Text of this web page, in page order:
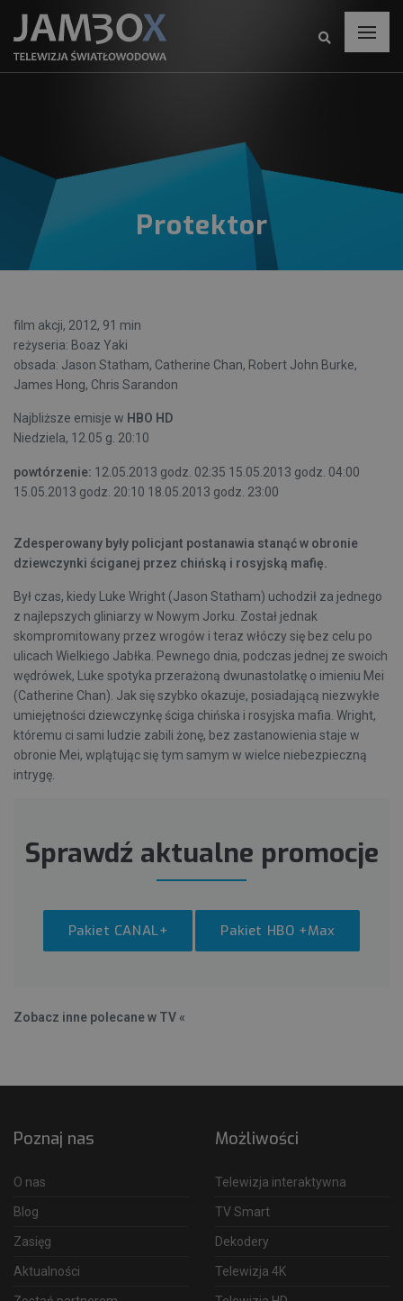
Protektor
film akcji, 2012, 91 min
reżyseria: Boaz Yaki
obsada: Jason Statham, Catherine Chan, Robert John Burke,
James Hong, Chris Sarandon
Najbliższe emisje w HBO HD
Niedziela, 12.05 g. 20:10
powtórzenie: 12.05.2013 godz. 02:35 15.05.2013 godz. 04:00
15.05.2013 godz. 20:10 18.05.2013 godz. 23:00
Zdesperowany były policjant postanawia stanąć w obronie
dziewczynki ściganej przez chińską i rosyjską mafię.
Był czas, kiedy Luke Wright (Jason Statham) uchodził za jednego
z najlepszych gliniarzy w Nowym Jorku. Został jednak
skompromitowany przez wrogów i teraz włóczy się bez celu po
ulicach Wielkiego Jabłka. Pewnego dnia, podczas jednej ze swoich
wędrówek, Luke spotyka przerażoną dwunastolatkę o imieniu Mei
(Catherine Chan). Jak się szybko okazuje, posiadającą niezwykłe
umiejętności dziewczynkę ściga chińska i rosyjska mafia. Wright,
któremu ci sami ludzie zabili żonę, bez zastanowienia staje w
obronie Mei, wplątując się tym samym w wielce niebezpieczną
intrygę.
Sprawdź aktualne promocje
Pakiet CANAL+ Pakiet HBO +Max
Zobacz inne polecane w TV «
Poznaj nas
O nas
Blog
Zasięg
Aktualności
Możliwości
Telewizja interaktywna
TV Smart
Dekodery
Telewizja 4K